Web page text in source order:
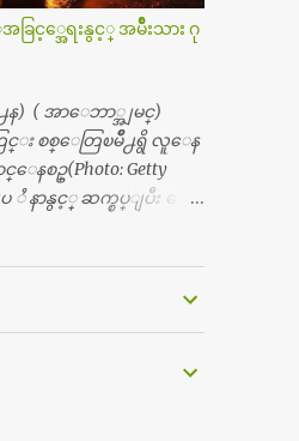
၀ တန္းေလာက္ကမွ။ ညီအ
လံုး ၆ ေယာက္ရွိတယ္။ အစ္ကို ၃
ေယာက္။ အစ္ကိုေတြက
င္းအသင္းနဲ႔ သူဆိုေ
ေပါင္းတယ္။ ျပီးေတာ့
ယာက္်ားဆုိ ေယာ
ေစခ်င္တယ္။ အေဖ့ကို
ၾကာက္ရတယ္။ ေယာ
း ရွိေအာင္ ဘာသာေရး
င္ တန္ခူးလဆုိ တစ္လ
းတယ္။ ေက်ာင္းမွာဆုိ
းေတြက ကိုယ့္ကို ဘာ
းတၾကား စရင္စတယ္။
ခြင့္အေရးနွင့္ အမ်ိဳးသား ဂု
န) ( အာေဘာ္အျမင္)
း စစ္ေတြၿမိဳ႕ရွိ လူေန
င္ေနစဥ္(Photo: Getty
နာနွင့္ ဆက္စပ္ျပီး ေ
သံလႊင့္ဌာနမွ ရိုဟင္ဂ်ာလူထု
ြင္လည္း အကူအညီမ်ား မရ